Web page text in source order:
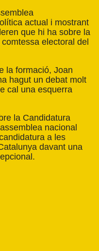
actual i mostrant
que hi ha sobre la
electoral del
la formació, Joan
hagut un debat molt
cal una esquerra
la Candidatura
nacional
a les
davant una